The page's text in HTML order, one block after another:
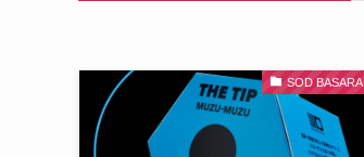
SOD BASARA